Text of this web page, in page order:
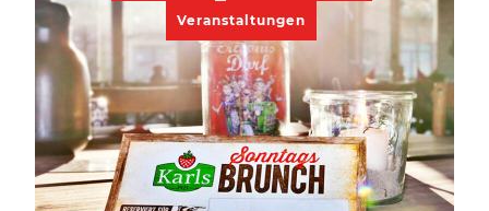
Veranstaltungen